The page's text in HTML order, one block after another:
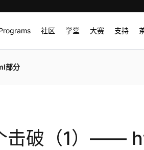
社区 学堂 大赛 支持
部分
击破（1）——